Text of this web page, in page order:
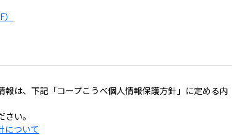
報は、下記「コープこうべ個人情報保護方針」に定める内
い。
について